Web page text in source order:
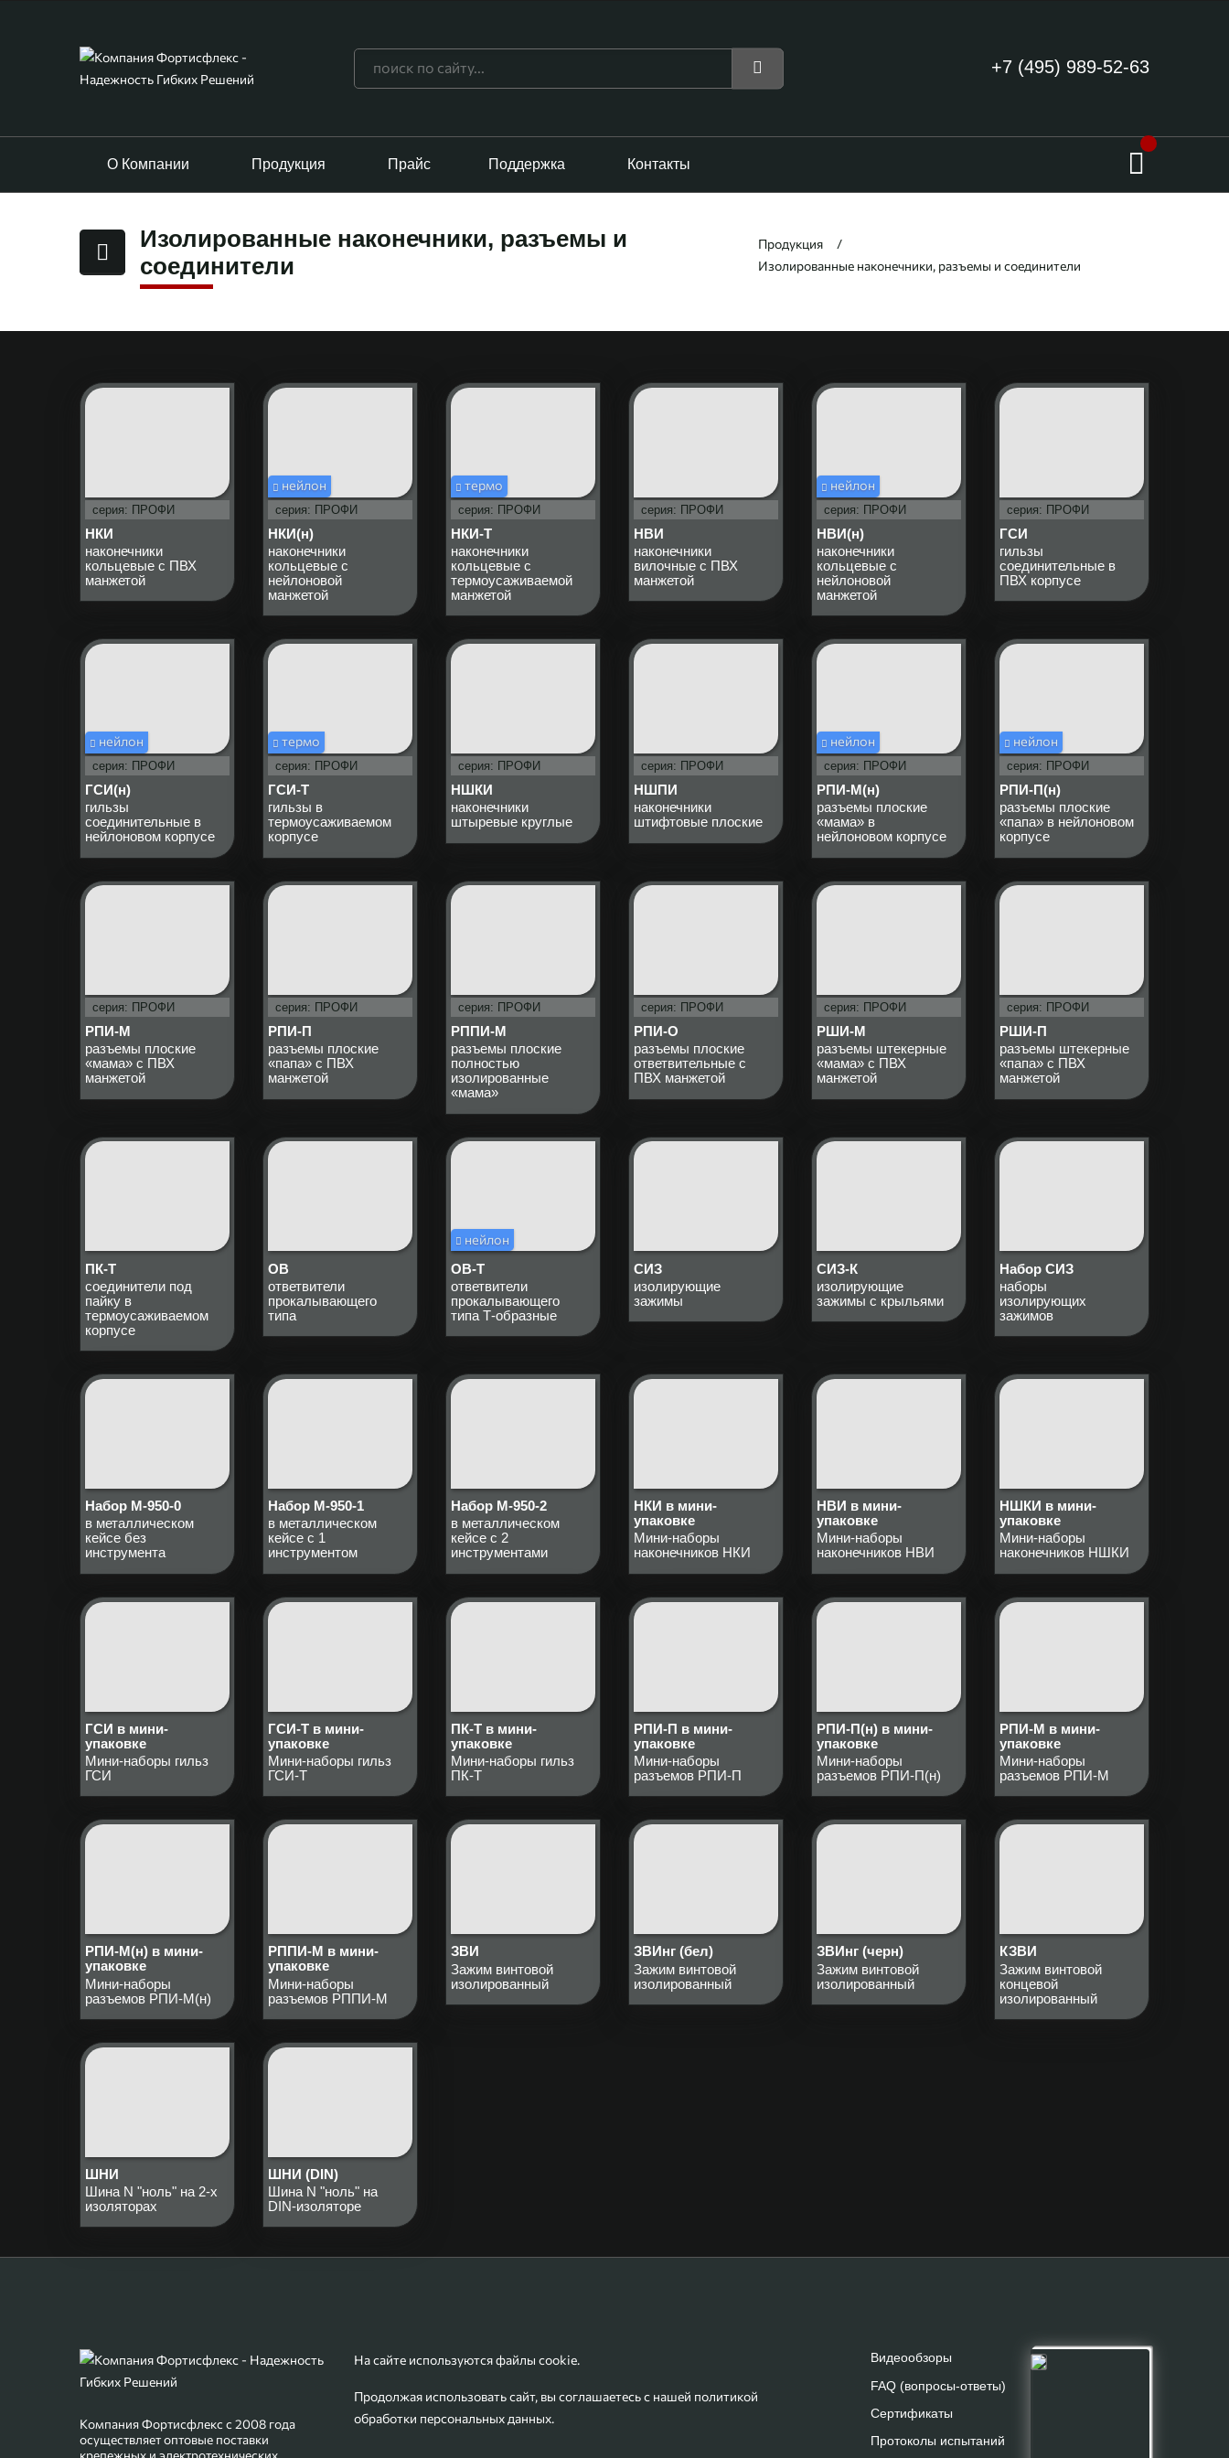
+7 (495) 989-52-63
О Компании Продукция Прайс Поддержка Контакты
Изолированные наконечники, разъемы и
соединители
Продукция
Изолированные наконечники, разъемы и соединители
серия: ПРОФИ
НКИ
наконечники
кольцевые с ПВХ
манжетой
нейлон
серия: ПРОФИ
НКИ(н)
наконечники
кольцевые с
нейлоновой
манжетой
термо
серия: ПРОФИ
НКИ-Т
наконечники
кольцевые с
термоусаживаемой
манжетой
серия: ПРОФИ
НВИ
наконечники
вилочные с ПВХ
манжетой
нейлон
серия: ПРОФИ
НВИ(н)
наконечники
кольцевые с
нейлоновой
манжетой
серия: ПРОФИ
ГСИ
гильзы
соединительные в
ПВХ корпусе
нейлон
серия: ПРОФИ
ГСИ(н)
гильзы
соединительные в
нейлоновом корпусе
термо
серия: ПРОФИ
ГСИ-Т
гильзы в
термоусаживаемом
корпусе
серия: ПРОФИ
НШКИ
наконечники
штыревые круглые
серия: ПРОФИ
НШПИ
наконечники
штифтовые плоские
нейлон
серия: ПРОФИ
РПИ-М(н)
разъемы плоские
«мама» в
нейлоновом корпусе
нейлон
серия: ПРОФИ
РПИ-П(н)
разъемы плоские
«папа» в нейлоновом
корпусе
серия: ПРОФИ
РПИ-М
разъемы плоские
«мама» с ПВХ
манжетой
серия: ПРОФИ
РПИ-П
разъемы плоские
«папа» с ПВХ
манжетой
серия: ПРОФИ
РППИ-М
разъемы плоские
полностью
изолированные
«мама»
серия: ПРОФИ
РПИ-О
разъемы плоские
ответвительные с
ПВХ манжетой
серия: ПРОФИ
РШИ-М
разъемы штекерные
«мама» с ПВХ
манжетой
серия: ПРОФИ
РШИ-П
разъемы штекерные
«папа» с ПВХ
манжетой
ПК-Т
соединители под
пайку в
термоусаживаемом
корпусе
ОВ
ответвители
прокалывающего
типа
нейлон
ОВ-Т
ответвители
прокалывающего
типа Т-образные
СИЗ
изолирующие
зажимы
СИЗ-К
изолирующие
зажимы с крыльями
Набор СИЗ
наборы
изолирующих
зажимов
Набор М-950-0
в металлическом
кейсе без
инструмента
Набор М-950-1
в металлическом
кейсе с 1
инструментом
Набор М-950-2
в металлическом
кейсе с 2
инструментами
НКИ в мини-
упаковке
Мини-наборы
наконечников НКИ
НВИ в мини-
упаковке
Мини-наборы
наконечников НВИ
НШКИ в мини-
упаковке
Мини-наборы
наконечников НШКИ
ГСИ в мини-
упаковке
Мини-наборы гильз
ГСИ
ГСИ-Т в мини-
упаковке
Мини-наборы гильз
ГСИ-Т
ПК-Т в мини-
упаковке
Мини-наборы гильз
ПК-Т
РПИ-П в мини-
упаковке
Мини-наборы
разъемов РПИ-П
РПИ-П(н) в мини-
упаковке
Мини-наборы
разъемов РПИ-П(н)
РПИ-М в мини-
упаковке
Мини-наборы
разъемов РПИ-М
РПИ-М(н) в мини-
упаковке
Мини-наборы
разъемов РПИ-М(н)
РППИ-М в мини-
упаковке
Мини-наборы
разъемов РППИ-М
ЗВИ
Зажим винтовой
изолированный
ЗВИнг (бел)
Зажим винтовой
изолированный
ЗВИнг (черн)
Зажим винтовой
изолированный
КЗВИ
Зажим винтовой
концевой
изолированный
ШНИ
Шина N "ноль" на 2-х
изоляторах
ШНИ (DIN)
Шина N "ноль" на
DIN-изоляторе
Компания Фортисфлекс с 2008 года
осуществляет оптовые поставки
На сайте используются файлы cookie.
Продолжая использовать сайт, вы соглашаетесь с нашей политикой
обработки персональных данных.
Видеообзоры
FAQ (вопросы-ответы)
Сертификаты
Протоколы испытаний